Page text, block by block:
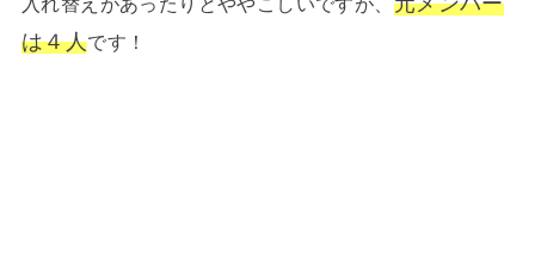
は４人です！